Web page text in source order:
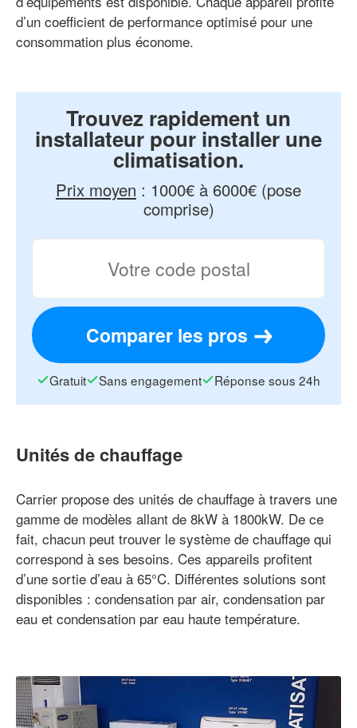
d’un coefficient de performance optimisé pour une
consommation plus économe.
Trouvez rapidement un
installateur pour installer une
climatisation.
Prix moyen : 1000€ à 6000€ (pose
comprise)
Comparer les pros
Gratuit Sans engagement Réponse sous 24h
Unités de chauffage
Carrier propose des unités de chauffage à travers une
gamme de modèles allant de 8kW à 1800kW. De ce
fait, chacun peut trouver le système de chauffage qui
correspond à ses besoins. Ces appareils profitent
d’une sortie d’eau à 65°C. Différentes solutions sont
disponibles : condensation par air, condensation par
eau et condensation par eau haute température.